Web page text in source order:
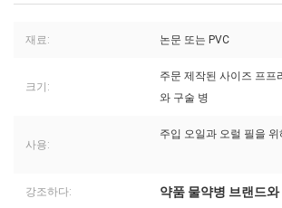
재료: 논문 또는 PVC
크기:
주문 제작된 사이즈 프프
와 구술 병
사용:
주입 오일과 오럴 필을 위
강조하다: 약품 물약병 브랜드와